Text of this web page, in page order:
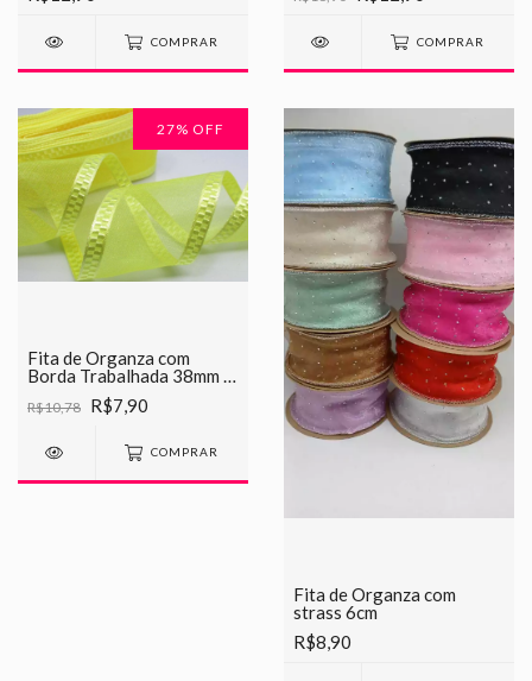
COMPRAR COMPRAR
27% OFF
Fita de Organza com
Borda Trabalhada 38mm -
Rolo com 5 Metros
R$10,78 R$7,90
COMPRAR
Fita de Organza com
strass 6cm
R$8,90